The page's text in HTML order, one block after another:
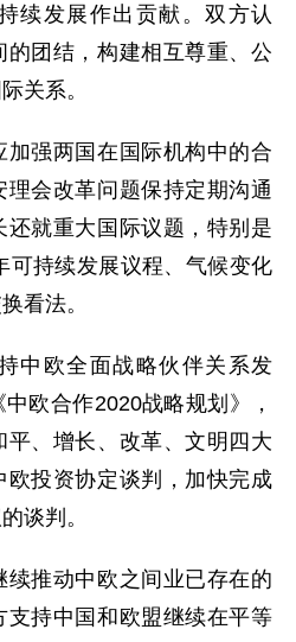
续发展作出贡献。双方认
团结，构建相互尊重、公
关系。
强两国在国际机构中的合
会改革问题保持定期沟通
就重大国际议题，特别是
可持续发展议程、气候变化
看法。
欧全面战略伙伴关系发
欧合作2020战略规划》，
、增长、改革、文明四大
投资协定谈判，加快完成
谈判。
推动中欧之间业已存在的
持中国和欧盟继续在平等